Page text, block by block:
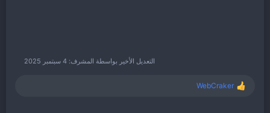
التعديل الأخير بواسطة المشرف: 4 سبتمبر 2025
WebCraker